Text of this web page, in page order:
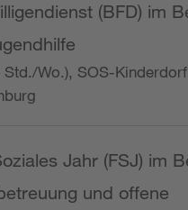
(BFD) im
Std./Wo.), SOS-
Jahr (FSJ) im
und offene